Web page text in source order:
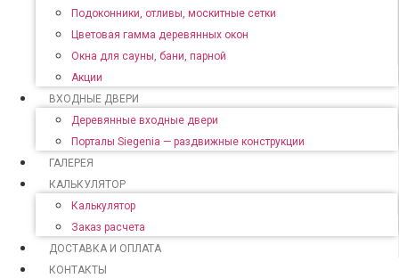
Подоконники, отливы, москитные сетки
Цветовая гамма деревянных окон
Окна для сауны, бани, парной
Акции
ВХОДНЫЕ ДВЕРИ
Деревянные входные двери
Порталы Siegenia — раздвижные конструкции
ГАЛЕРЕЯ
КАЛЬКУЛЯТОР
Калькулятор
Заказ расчета
ДОСТАВКА И ОПЛАТА
КОНТАКТЫ